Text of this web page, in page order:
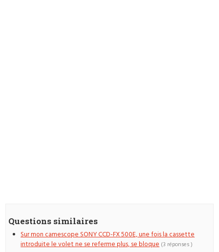
Questions similaires
Sur mon camescope SONY CCD-FX 500E, une fois la cassette
introduite le volet ne se referme plus, se bloque (3 réponses )